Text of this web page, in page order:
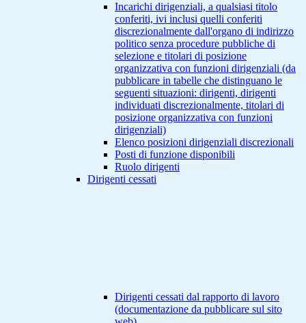
Incarichi dirigenziali, a qualsiasi titolo
conferiti, ivi inclusi quelli conferiti
discrezionalmente dall'organo di indirizzo
politico senza procedure pubbliche di
selezione e titolari di posizione
organizzativa con funzioni dirigenziali (da
pubblicare in tabelle che distinguano le
seguenti situazioni: dirigenti, dirigenti
individuati discrezionalmente, titolari di
posizione organizzativa con funzioni
dirigenziali)
Elenco posizioni dirigenziali discrezionali
Posti di funzione disponibili
Ruolo dirigenti
Dirigenti cessati
Dirigenti cessati dal rapporto di lavoro
(documentazione da pubblicare sul sito